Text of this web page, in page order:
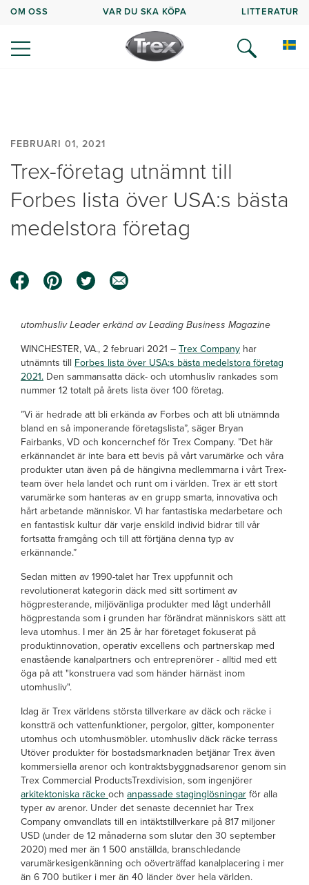
OM OSS VAR DU SKA KÖPA LITTERATUR
FEBRUARI 01, 2021
Trex-företag utnämnt till
Forbes lista över USA:s bästa
medelstora företag
utomhusliv Leader erkänd av Leading Business Magazine
WINCHESTER, VA., 2 februari 2021 –Trex Company har
utnämnts till Forbes lista över USA:s bästa medelstora företag
2021. Den sammansatta däck- och utomhusliv rankades som
nummer 12 totalt på årets lista över 100 företag.
”Vi är hedrade att bli erkända av Forbes och att bli utnämnda
bland en så imponerande företagslista”, säger Bryan
Fairbanks, VD och koncernchef för Trex Company. ”Det här
erkännandet är inte bara ett bevis på vårt varumärke och våra
produkter utan även på de hängivna medlemmarna i vårt Trex-
team över hela landet och runt om i världen. Trex är ett stort
varumärke som hanteras av en grupp smarta, innovativa och
hårt arbetande människor. Vi har fantastiska medarbetare och
en fantastisk kultur där varje enskild individ bidrar till vår
fortsatta framgång och till att förtjäna denna typ av
erkännande.”
Sedan mitten av 1990-talet har Trex uppfunnit och
revolutionerat kategorin däck med sitt sortiment av
högpresterande, miljövänliga produkter med lågt underhåll
högprestanda som i grunden har förändrat människors sätt att
leva utomhus. I mer än 25 år har företaget fokuserat på
produktinnovation, operativ excellens och partnerskap med
enastående kanalpartners och entreprenörer - alltid med ett
öga på att "konstruera vad som händer härnäst inom
utomhusliv".
Idag är Trex världens största tillverkare av däck och räcke i
konstträ och vattenfunktioner, pergolor, gitter, komponenter
utomhus och utomhusmöbler. utomhuslivdäck räcke terrass
Utöver produkter för bostadsmarknaden betjänar Trex även
kommersiella arenor och kontraktsbyggnadsarenor genom sin
Trex Commercial ProductsTrexdivision, som ingenjörer
arkitektoniska räckeoch anpassade staginglösningarför alla
typer av arenor. Under det senaste decenniet har Trex
Company omvandlats till en intäktstillverkare på 817 miljoner
USD (under de 12 månaderna som slutar den 30 september
2020) med mer än 1 500 anställda, branschledande
varumärkesigenkänning och oöverträffad kanalplacering i mer
än 6 700 butiker i mer än 40 länder över hela världen.